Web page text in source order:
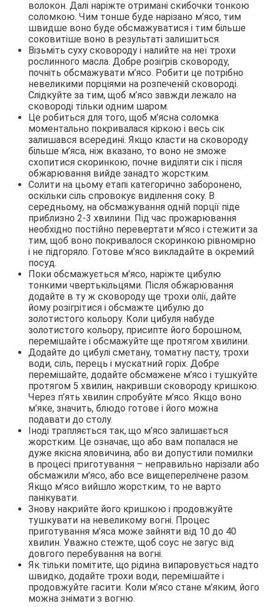
волокон. Далі наріжте отримані скибочки тонкою
соломкою. Чим тонше буде нарізано м’ясо, тим
швидше воно буде обсмажуватися і тим більше
соковитіше воно в результаті залишиться.
Візьміть суху сковороду і налийте на неї трохи
рослинного масла. Добре розігрів сковороду,
почніть обсмажувати м’ясо. Робити це потрібно
невеликими порціями на розпеченій сковороді.
Слідкуйте за тим, щоб м’ясо завжди лежало на
сковороді тільки одним шаром.
Це робиться для того, щоб м’ясна соломка
моментально покривалася кіркою і весь сік
залишався всередині. Якщо класти на сковороду
більше м’яса, ніж вказано, то воно не зможе
схопитися скоринкою, почне виділяти сік і після
обжарювання вийде занадто жорстким.
Солити на цьому етапі категорично заборонено,
оскільки сіль спровокує виділення соку. В
середньому, на обсмажування одній порції піде
приблизно 2-3 хвилини. Під час прожарювання
необхідно постійно перевертати м’ясо і стежити за
тим, щоб воно покривалося скоринкою рівномірно
і не підгоряло. Готове м’ясо викладайте в окремий
посуд.
Поки обсмажується м’ясо, наріжте цибулю
тонкими чвертькільцями. Після обжарювання
додайте в ту ж сковороду ще трохи олії, дайте
йому розігрітися і обсмажте цибулю до
золотистого кольору. Коли цибуля набуде
золотистого кольору, присипте його борошном,
перемішайте і обсмажуйте ще протягом хвилини.
Додайте до цибулі сметану, томатну пасту, трохи
води, сіль, перець і мускатний горіх. Добре
перемішайте, додайте обсмажене м’ясо і тушкуйте
протягом 5 хвилин, накривши сковороду кришкою.
Через п’ять хвилин спробуйте м’ясо. Якщо воно
м’яке, значить, блюдо готове і його можна
подавати до столу.
Іноді трапляється так, що м’ясо залишається
жорстким. Це означає, що або вам попалася не
дуже якісна яловичина, або ви допустили помилки
в процесі приготування – неправильно нарізали або
обсмажили м’ясо, або все вищеперелічене разом.
Якщо м’ясо вийшло жорстким, то не варто
панікувати.
Знову накрийте його кришкою і продовжуйте
тушкувати на невеликому вогні. Процес
приготування м’яса може зайняти від 10 до 40
хвилин. Уважно стежте, щоб соус не загус від
довгого перебування на вогні.
Як тільки помітите, що рідина випаровується надто
швидко, додайте трохи води, перемішайте і
продовжуйте гасити. Коли м’ясо стане м’яким, його
можна знімати з вогню.